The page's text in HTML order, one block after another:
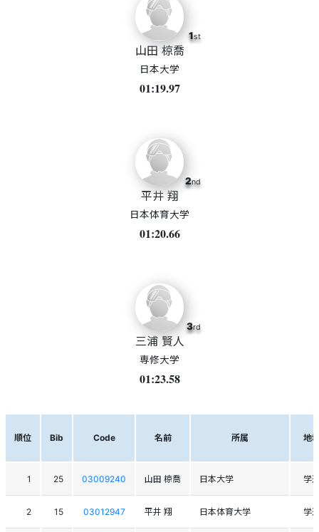
1st
山田 椋喬
日本大学
01:19.97
2nd
平井 翔
日本体育大学
01:20.66
3rd
三浦 賢人
専修大学
01:23.58
順位 Bib Code 名前 所属 地
1 25 03009240 山田 椋喬 日本大学 学
2 15 03012947 平井 翔 日本体育大学 学